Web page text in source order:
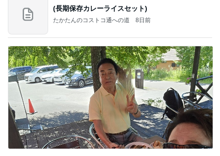
(長期保存カレーライスセット)
たかたんのコストコ通への道 8日前